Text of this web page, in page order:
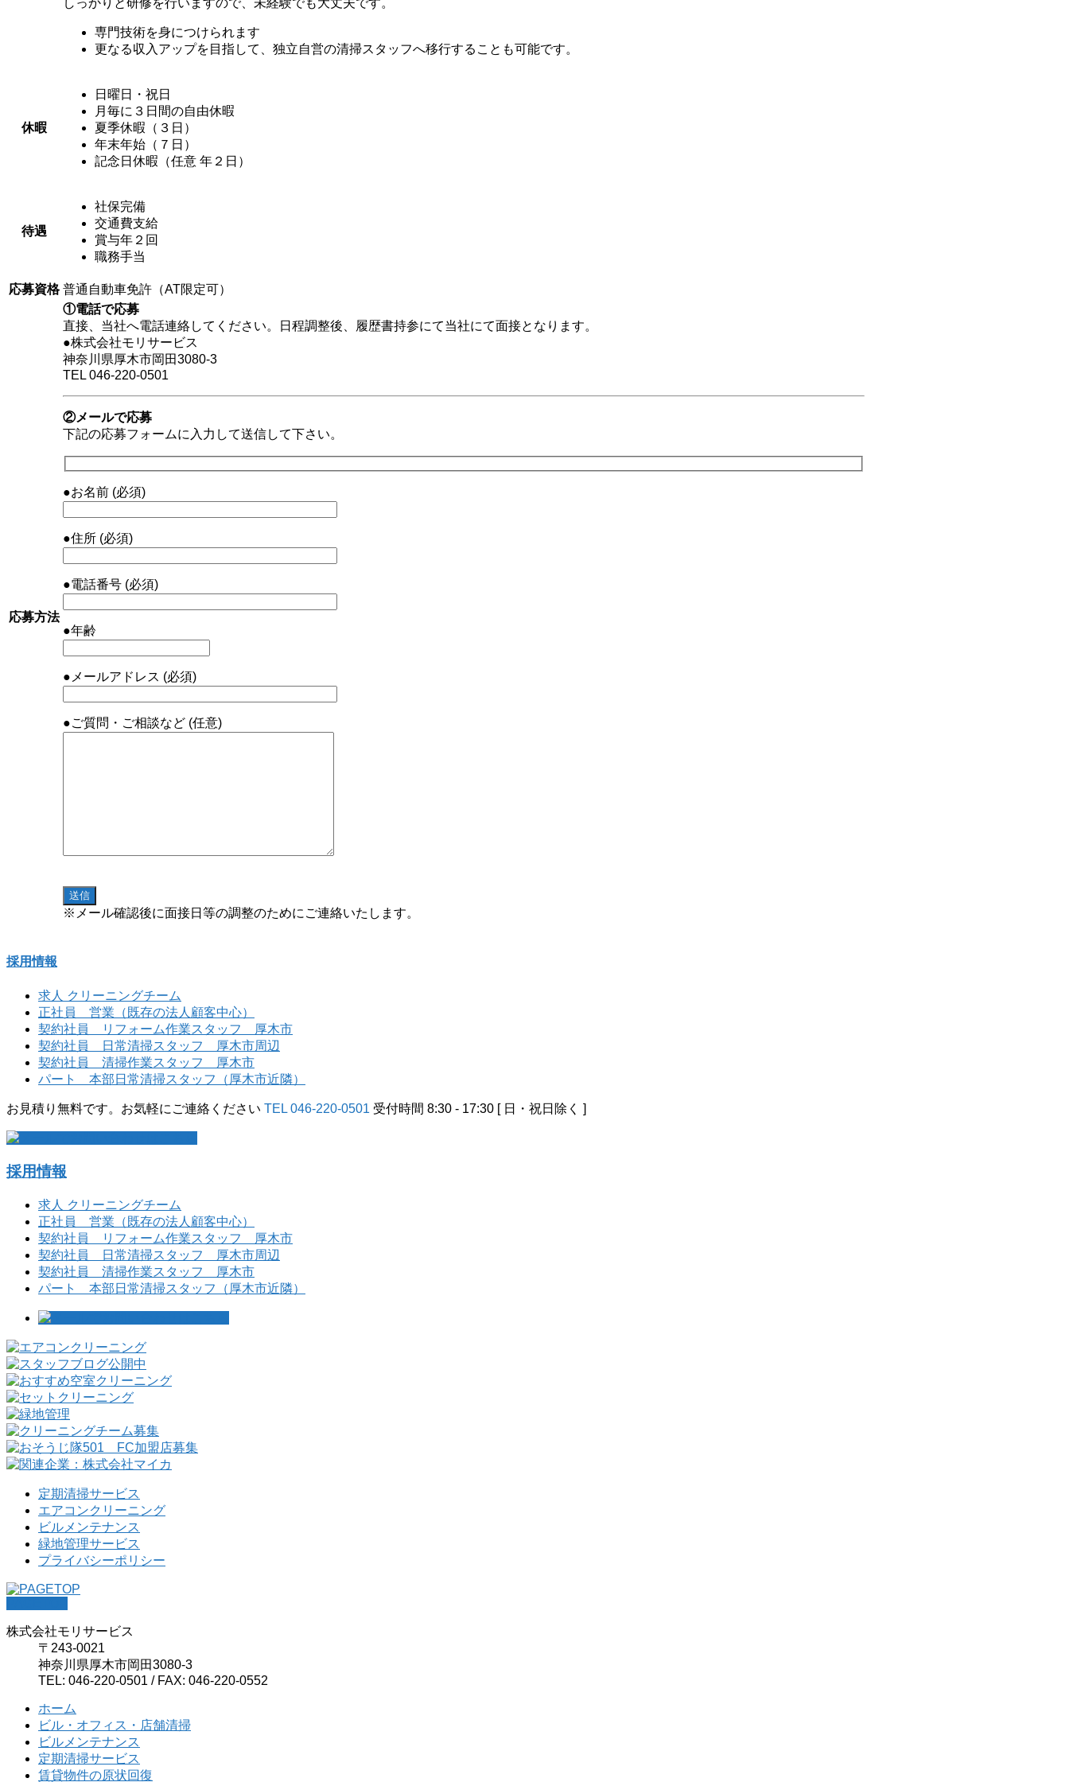
しっかりと研修を行いますので、未経験でも大丈夫です。
専門技術を身につけられます
更なる収入アップを目指して、独立自営の清掃スタッフへ移行することも可能です。
休暇
日曜日・祝日
月毎に３日間の自由休暇
夏季休暇（３日）
年末年始（７日）
記念日休暇（任意 年２日）
待遇
社保完備
交通費支給
賞与年２回
職務手当
応募資格 普通自動車免許（AT限定可）
応募方法
①電話で応募
直接、当社へ電話連絡してください。日程調整後、履歴書持参にて当社にて面接となります。
●株式会社モリサービス
神奈川県厚木市岡田3080-3
TEL 046-220-0501
②メールで応募
下記の応募フォームに入力して送信して下さい。
●お名前 (必須)
●住所 (必須)
●電話番号 (必須)
●年齢
●メールアドレス (必須)
●ご質問・ご相談など (任意)
※メール確認後に面接日等の調整のためにご連絡いたします。
採用情報
求人 クリーニングチーム
正社員 営業（既存の法人顧客中心）
契約社員 リフォーム作業スタッフ 厚木市
契約社員 日常清掃スタッフ 厚木市周辺
契約社員 清掃作業スタッフ 厚木市
パート 本部日常清掃スタッフ（厚木市近隣）
お見積り無料です。お気軽にご連絡ください TEL 046-220-0501 受付時間 8:30 - 17:30 [ 日・祝日除く ]
採用情報
求人 クリーニングチーム
正社員 営業（既存の法人顧客中心）
契約社員 リフォーム作業スタッフ 厚木市
契約社員 日常清掃スタッフ 厚木市周辺
契約社員 清掃作業スタッフ 厚木市
パート 本部日常清掃スタッフ（厚木市近隣）
定期清掃サービス
エアコンクリーニング
ビルメンテナンス
緑地管理サービス
プライバシーポリシー
株式会社モリサービス
〒243-0021
神奈川県厚木市岡田3080-3
TEL: 046-220-0501 / FAX: 046-220-0552
ホーム
ビル・オフィス・店舗清掃
ビルメンテナンス
定期清掃サービス
賃貸物件の原状回復